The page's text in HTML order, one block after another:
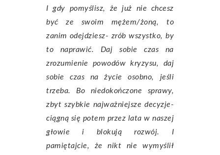
I gdy pomyślisz, że już nie chcesz
być ze swoim mężem/żoną, to
zanim odejdziesz- zrób wszystko, by
to naprawić. Daj sobie czas na
zrozumienie powodów kryzysu, daj
sobie czas na życie osobno, jeśli
trzeba. Bo niedokończone sprawy,
zbyt szybkie najważniejsze decyzje-
ciągną się potem przez lata w naszej
głowie i blokują rozwój. I
pamiętajcie, że nikt nie wymyślił